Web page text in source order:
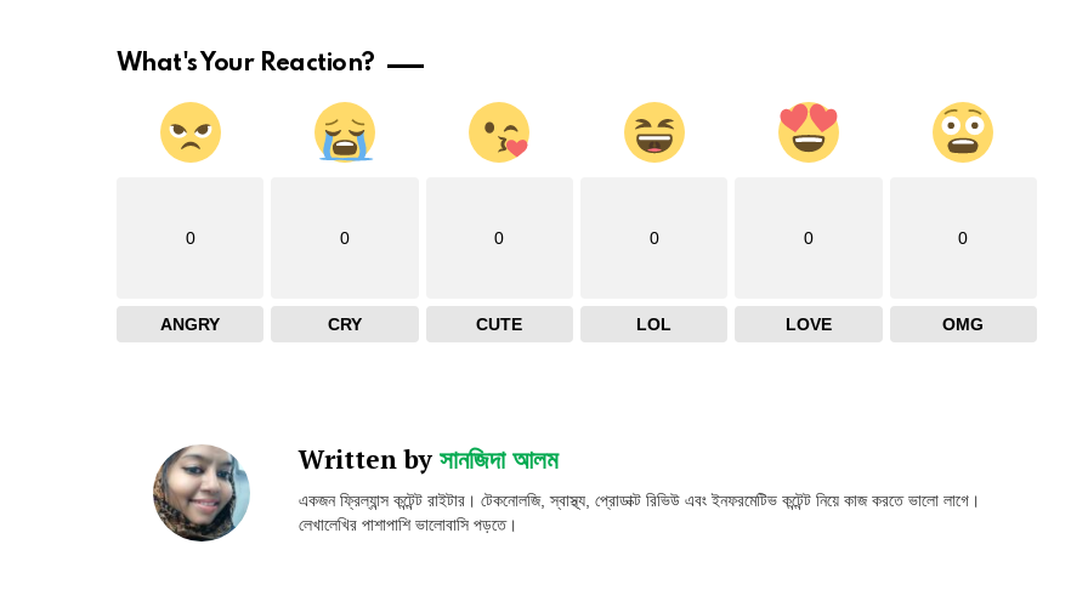
What's Your Reaction?
0
ANGRY
0
CRY
0
CUTE
0
LOL
0
LOVE
0
OMG
Written by সানজিদা আলম
একজন ফ্রিল্যান্স কন্টেন্ট রাইটার। টেকনোলজি, স্বাস্থ্য, প্রোডাক্ট রিভিউ এবং ইনফরমেটিভ কন্টেন্ট নিয়ে কাজ করতে ভালো লাগে।
লেখালেখির পাশাপাশি ভালোবাসি পড়তে।